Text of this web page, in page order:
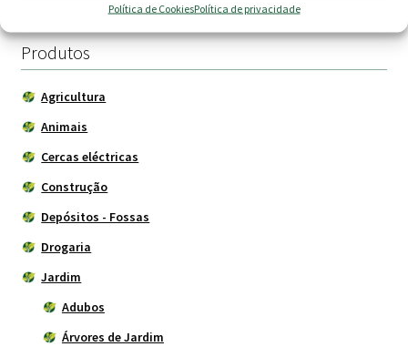
Política de CookiesPolítica de privacidade
era:
Produtos
Agricultura
Animais
Cercas eléctricas
Construção
Depósitos - Fossas
Drogaria
Jardim
Adubos
Árvores de Jardim